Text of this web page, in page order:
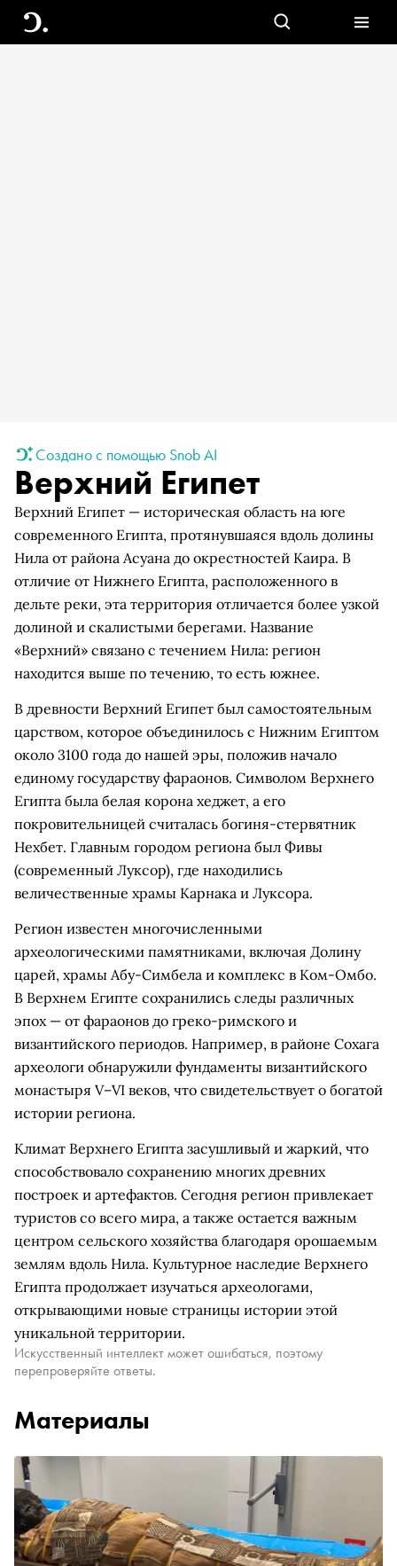
Создано с помощью Snob AI
Верхний Египет
Верхний Египет — историческая область на юге
современного Египта, протянувшаяся вдоль долины
Нила от района Асуана до окрестностей Каира. В
отличие от Нижнего Египта, расположенного в
дельте реки, эта территория отличается более узкой
долиной и скалистыми берегами. Название
«Верхний» связано с течением Нила: регион
находится выше по течению, то есть южнее.
В древности Верхний Египет был самостоятельным
царством, которое объединилось с Нижним Египтом
около 3100 года до нашей эры, положив начало
единому государству фараонов. Символом Верхнего
Египта была белая корона хеджет, а его
покровительницей считалась богиня-стервятник
Нехбет. Главным городом региона был Фивы
(современный Луксор), где находились
величественные храмы Карнака и Луксора.
Регион известен многочисленными
археологическими памятниками, включая Долину
царей, храмы Абу-Симбела и комплекс в Ком-Омбо.
В Верхнем Египте сохранились следы различных
эпох — от фараонов до греко-римского и
византийского периодов. Например, в районе Сохага
археологи обнаружили фундаменты византийского
монастыря V–VI веков, что свидетельствует о богатой
истории региона.
Климат Верхнего Египта засушливый и жаркий, что
способствовало сохранению многих древних
построек и артефактов. Сегодня регион привлекает
туристов со всего мира, а также остается важным
центром сельского хозяйства благодаря орошаемым
землям вдоль Нила. Культурное наследие Верхнего
Египта продолжает изучаться археологами,
открывающими новые страницы истории этой
уникальной территории.
Искусственный интеллект может ошибаться, поэтому
перепроверяйте ответы.
Материалы